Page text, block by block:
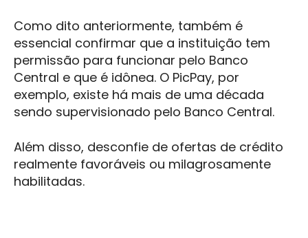
Como dito anteriormente, também é
essencial confirmar que a instituição tem
permissão para funcionar pelo Banco
Central e que é idônea. O PicPay, por
exemplo, existe há mais de uma década
sendo supervisionado pelo Banco Central.
Além disso, desconfie de ofertas de crédito
realmente favoráveis ​​ou milagrosamente
habilitadas.